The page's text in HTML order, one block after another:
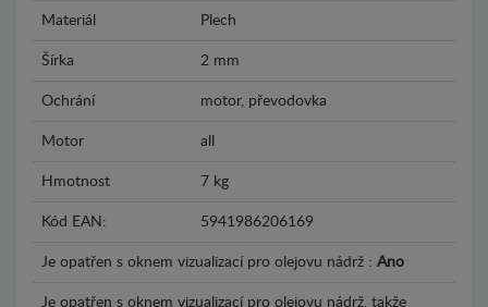
Materiál Plech
Šírka 2 mm
Ochrání motor, převodovka
Motor all
Hmotnost 7 kg
Kód EAN: 5941986206169
Je opatřen s oknem vizualizací pro olejovu nádrž : Ano
Je opatřen s oknem vizualizací pro olejovu nádrž, takže